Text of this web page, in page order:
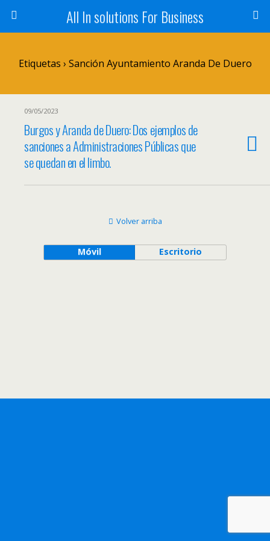
All In solutions For Business
Etiquetas › Sanción Ayuntamiento Aranda De Duero
09/05/2023
Burgos y Aranda de Duero: Dos ejemplos de
sanciones a Administraciones Públicas que
se quedan en el limbo.
Volver arriba
Móvil Escritorio